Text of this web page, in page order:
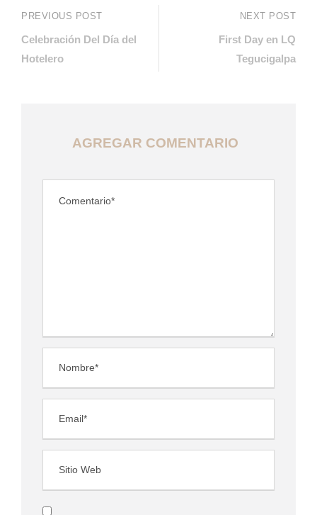
PREVIOUS POST
Celebración Del Día del
Hotelero
NEXT POST
First Day en LQ
Tegucigalpa
AGREGAR COMENTARIO